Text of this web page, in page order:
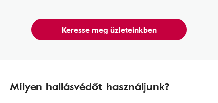
Keresse meg üzleteinkben
Milyen hallásvédőt használjunk?